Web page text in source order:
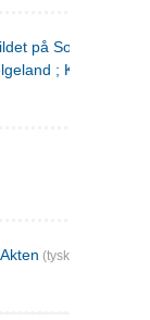
på Solhaug ; Fru
;
(tysk)